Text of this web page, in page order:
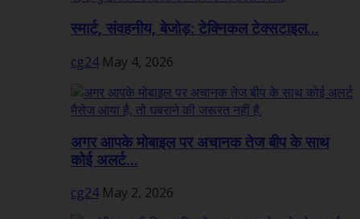
स्मार्ट, संवहनीय, बेजोड़: टेक्निकल टेक्सटाइल...
cg24 May 4, 2026
अगर आपके मोबाइल पर अचानक तेज बीप के साथ
कोई अलर्ट...
cg24 May 2, 2026